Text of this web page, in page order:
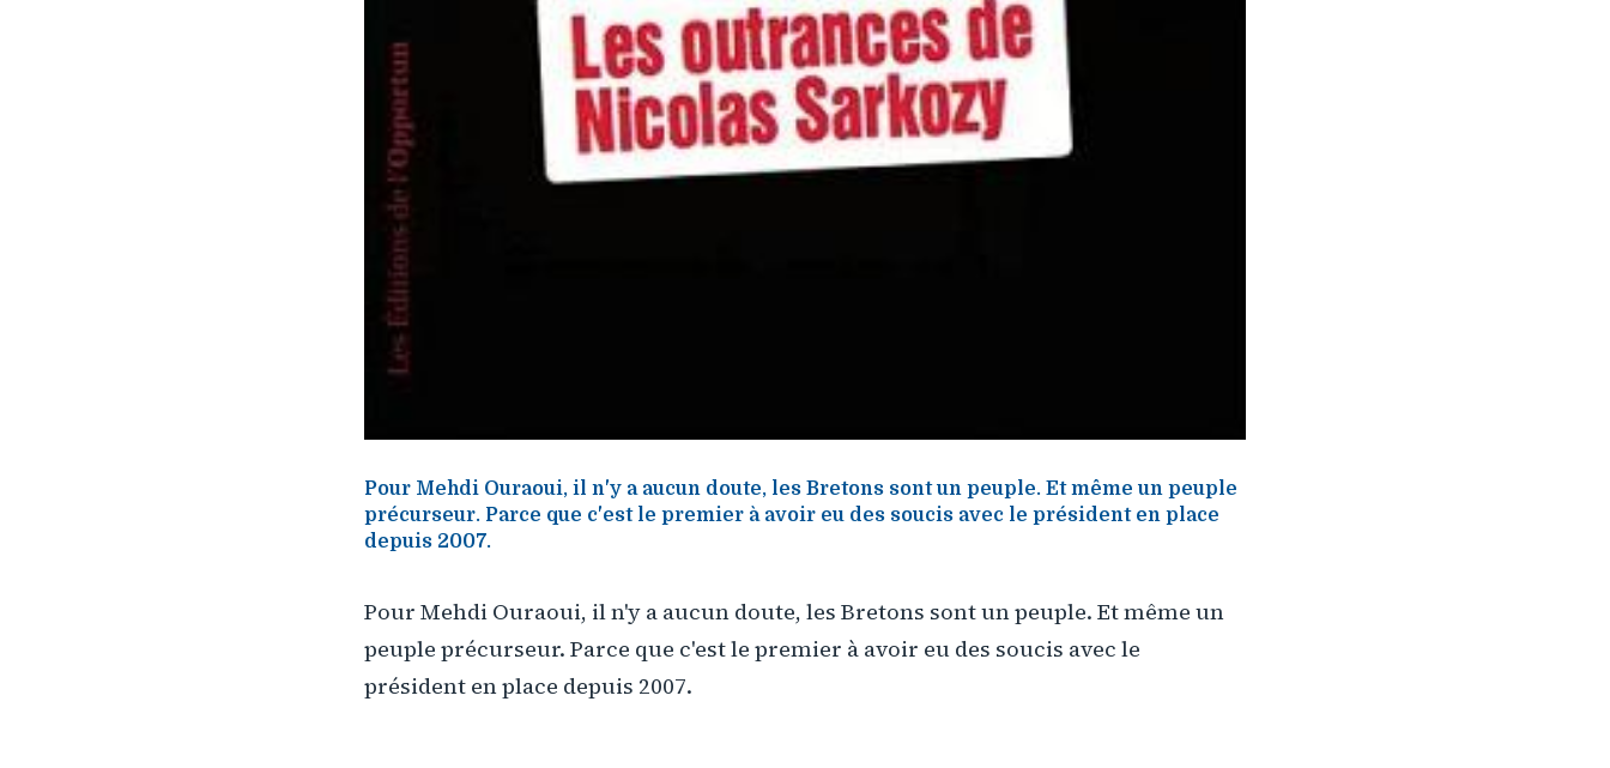
Pour Mehdi Ouraoui, il n'y a aucun doute, les Bretons sont un peuple. Et même un peuple
précurseur. Parce que c'est le premier à avoir eu des soucis avec le président en place
depuis 2007.
Pour Mehdi Ouraoui, il n'y a aucun doute, les Bretons sont un peuple. Et même un
peuple précurseur. Parce que c'est le premier à avoir eu des soucis avec le
président en place depuis 2007.